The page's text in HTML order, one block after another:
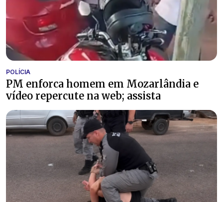
POLÍCIA
PM enforca homem em Mozarlândia e
vídeo repercute na web; assista